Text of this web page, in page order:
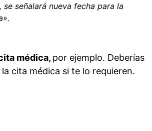
se señalará nueva fecha para la
médica, por ejemplo. Deberías
cita médica si te lo requieren.